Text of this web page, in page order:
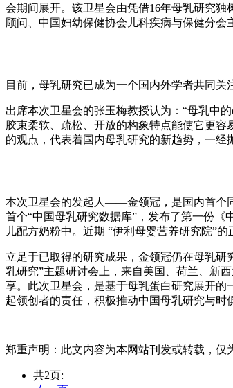
会期间展开。该卫星会由凭借16年母乳研究
顾问、中国妇幼保健协会儿科疾病与保健分会
目前，母乳研究已成为一个国内外学者共同
出席本次卫星会的张玉梅教授认为：“母乳中
胶束柔软、疏松、开放的构象特点能使它更
的观点，代表着国内母乳研究的新趋势，一经
本次卫星会的发起人——金领冠，是国内首个
首个“中国母乳研究数据库”，发布了第一份
儿配方奶粉中。近期 “伊利母婴营养研究院”
立足于已取得的研究成果，金领冠仍在母乳
乳研究”主题研讨会上，来自美国、荷兰、新
享。此次卫星会，是基于母乳蛋白研究展开的
起领创者的责任，积极推动中国母乳研究与时
郑重声明： 此文内容为本网站刊发或转载，仅
共2页: